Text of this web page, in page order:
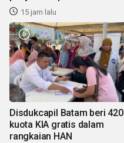
15 jam lalu
Disdukcapil Batam beri 420
kuota KIA gratis dalam
rangkaian HAN